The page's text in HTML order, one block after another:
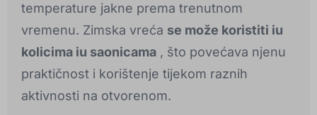
temperature jakne prema trenutnom
vremenu. Zimska vreća se može koristiti iu
kolicima iu saonicama , što povećava njenu
praktičnost i korištenje tijekom raznih
aktivnosti na otvorenom.